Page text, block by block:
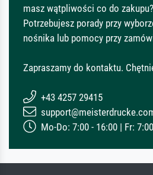
masz wątpliwości co do zakupu?
Potrzebujesz porady przy
nośnika lub pomocy przy
Zapraszamy do kontaktu.
+43 4257 29415
Mo-Do: 7:00 - 16:00 | Fr: